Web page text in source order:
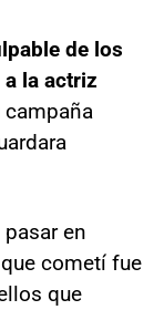
de los
la actriz
campaña
en
cometí fue
que